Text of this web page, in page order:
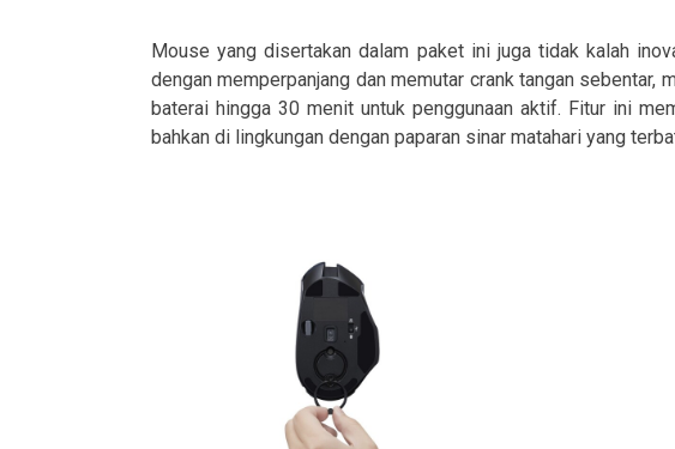
Mouse yang disertakan dalam paket ini juga tidak kalah
dengan memperpanjang dan memutar crank tangan sebentar,
baterai hingga 30 menit untuk penggunaan aktif. Fitur ini
bahkan di lingkungan dengan paparan sinar matahari yang